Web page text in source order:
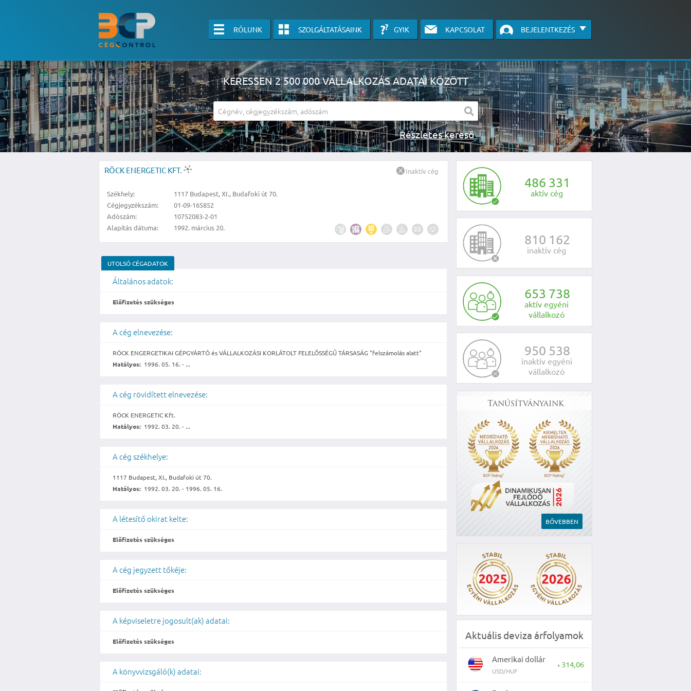
RÓLUNK SZOLGÁLTATÁSAINK GYIK KAPCSOLAT BEJELENTKEZÉS
KERESSEN 2 500 000 VÁLLALKOZÁS ADATAI KÖZÖTT
Részletes kereső
A részletes kereső csak belépett felhasználók számára érhető el, használatához kérjük jelentkezzen be, vagy vegye fel velünk a kapcsolatot az alábbi
486 331
aktív cég
810 162
inaktív cég
653 738
aktív egyéni
vállalkozó
950 538
inaktív egyéni
vállalkozó
Tanúsítványaink
BŐVEBBEN
Aktuális deviza árfolyamok
Amerikai dollár
USD/HUF
▲ 314,06
RÖCK ENERGETIC KFT.
Székhely:
1117 Budapest, XI., Budafoki út 70.
Cégjegyzékszám:
01-09-165852
Adószám:
10752083-2-01
Alapítás dátuma:
1992. március 20.
Inaktív cég
UTOLSÓ CÉGADATOK
Általános adatok:
Előfizetés szükséges
A cég elnevezése:
RÖCK ENGERGETIKAI GÉPGYÁRTÓ és VÁLLALKOZÁSI KORLÁTOLT FELELŐSSÉGŰ TÁRSASÁG "felszámolás alatt"
Hatályos: 1996. 05. 16. - ...
A cég rövidített elnevezése:
RÖCK ENERGETIC Kft.
Hatályos: 1992. 03. 20. - ...
A cég székhelye:
1117 Budapest, XI., Budafoki út 70.
Hatályos: 1992. 03. 20. - 1996. 05. 16.
A létesítő okirat kelte:
Előfizetés szükséges
A cég jegyzett tőkéje:
Előfizetés szükséges
A képviseletre jogosult(ak) adatai:
Előfizetés szükséges
A könyvvizsgáló(k) adatai: